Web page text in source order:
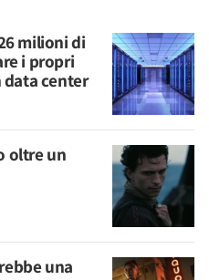
milioni di
i propri
center
oltre un
una